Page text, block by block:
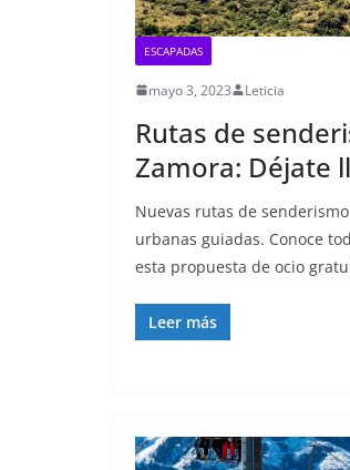
ESCAPADAS
mayo 3, 2023 Leticia
Rutas de
Zamora: Déjate
Nuevas rutas de
urbanas guiadas. Conoce
esta propuesta de ocio
Leer más